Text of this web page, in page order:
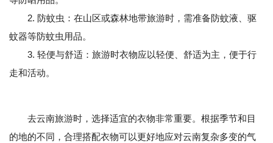
2. 防蚊虫：在山区或森林地带旅游时，需准备防蚊液、驱
蚊器等防蚊虫用品。
3. 轻便与舒适：旅游时衣物应以轻便、舒适为主，便于行
走和活动。
去云南旅游时，选择适宜的衣物非常重要。根据季节和目
的地的不同，合理搭配衣物可以更好地应对云南复杂多变的气